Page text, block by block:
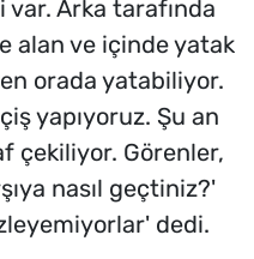
Arka tarafında
alan ve içinde yatak
orada yatabiliyor.
yapıyoruz. Şu an
çekiliyor. Görenler,
nasıl geçtiniz?'
dedi.